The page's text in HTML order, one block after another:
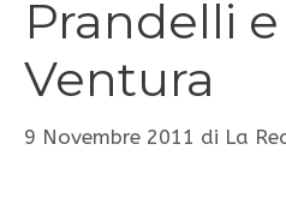
Prandelli
Ventura
9 Novembre 2011 di La